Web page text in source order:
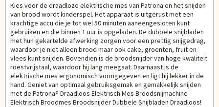
Kies voor de draadloze elektrische mes van Patrona en het snijden
van brood wordt kinderspel. Het apparaat is uitgerust met een
krachtige accu die je tot wel 50 minuten aaneengesloten kunt
gebruiken en die binnen 1 uur is opgeladen. De dubbele snijbladen
met hun gekartelde afwerking zorgen voor een prettig snijgedrag,
waardoor je niet alleen brood maar ook cake, groenten, fruit en
vlees kunt snijden. Bovendien is de broodsnijder van hoge kwaliteit
roestvrijstaal, waardoor hij lang meegaat. Daarnaast is de
elektrische mes ergonomisch vormgegeven en ligt hij lekker in de
hand. Geniet van optimaal gebruiksgemak en gemakkelijk snijden
met de Patrona® Draadloos Elektrisch Mes Broodsnijmachine
Elektrisch Broodmes Broodsnijder Dubbele Snijbladen Draadloos!